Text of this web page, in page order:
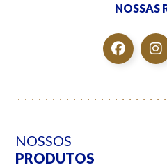
NOSSAS
NOSSOS
PRODUTOS